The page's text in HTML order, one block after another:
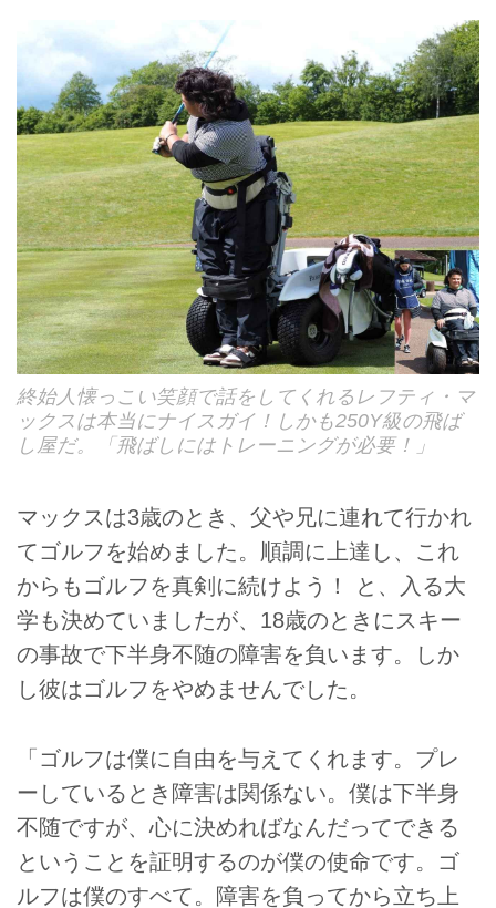
終始人懐っこい笑顔で話をしてくれるレフティ・マ
ックスは本当にナイスガイ！しかも250Y級の飛ば
し屋だ。「飛ばしにはトレーニングが必要！」
マックスは3歳のとき、父や兄に連れて行かれ
てゴルフを始めました。順調に上達し、これ
からもゴルフを真剣に続けよう！ と、入る大
学も決めていましたが、18歳のときにスキー
の事故で下半身不随の障害を負います。しか
し彼はゴルフをやめませんでした。
「ゴルフは僕に自由を与えてくれます。プレ
ーしているとき障害は関係ない。僕は下半身
不随ですが、心に決めればなんだってできる
ということを証明するのが僕の使命です。ゴ
ルフは僕のすべて。障害を負ってから立ち上